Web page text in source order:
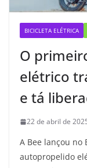
BICICLETA ELÉTRICA
O
elétrico
e tá
22 de abril de
A Bee lançou
autopropelido